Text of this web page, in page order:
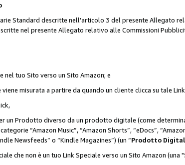
Standard descritte nell'articolo 3 del presente Allegato
nel presente Allegato relativo alle Commissioni
nel tuo Sito verso un Sito Amazon; e
misurata a partire da quando un cliente clicca su tale
Prodotto diverso da un prodotto digitale (come
“Amazon Music”, “Amazon Shorts”, “eDocs”,
Newsfeeds” o “Kindle Magazines”) (un “Prodotto
che non è un tuo Link Speciale verso un Sito Amazon (una "